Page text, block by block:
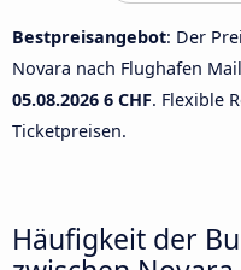
Bestpreisangebot: Der
Novara nach Flughafen
05.08.2026 6 CHF. Flexible
Ticketpreisen.
Häufigkeit der